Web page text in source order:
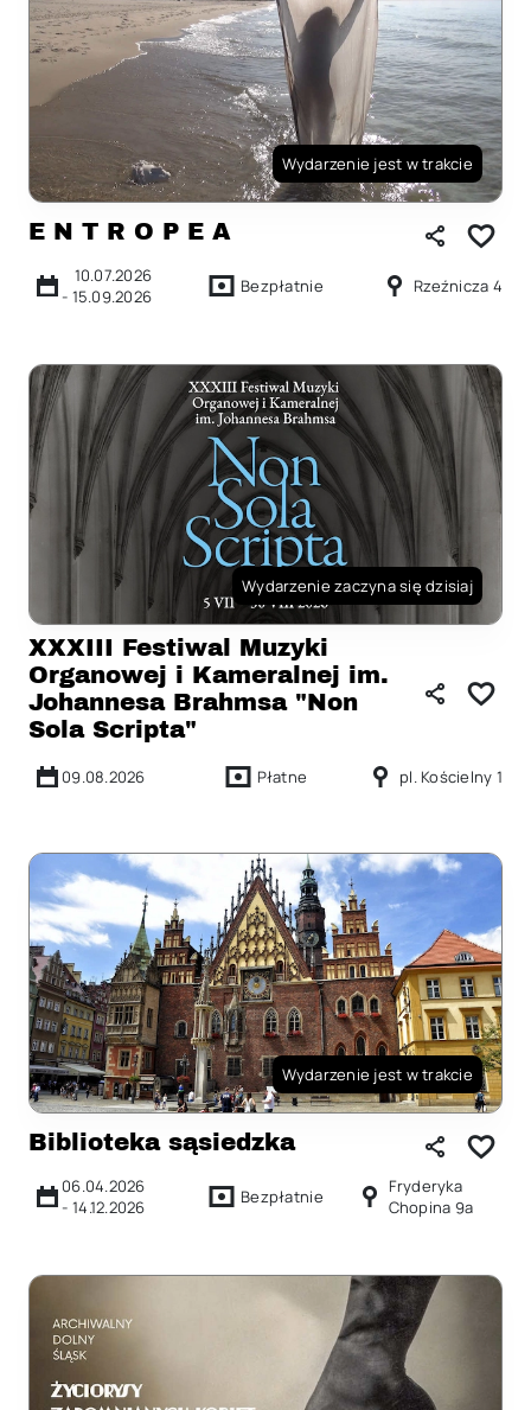
Wydarzenie jest w trakcie
E N T R O P E A
10.07.2026
- 15.09.2026 Bezpłatnie Rzeźnicza 4
Wydarzenie zaczyna się dzisiaj
XXXIII Festiwal Muzyki
Organowej i Kameralnej im.
Johannesa Brahmsa "Non
Sola Scripta"
09.08.2026 Płatne pl. Kościelny 1
Wydarzenie jest w trakcie
Biblioteka sąsiedzka
06.04.2026
- 14.12.2026 Bezpłatnie
Fryderyka
Chopina 9a